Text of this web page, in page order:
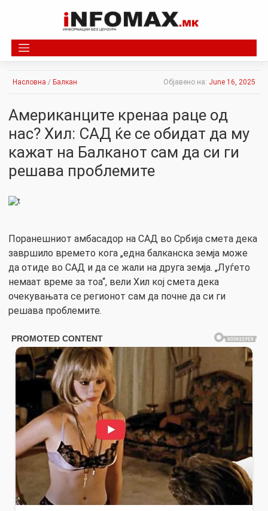
Насловна / Балкан Објавено на: June 16, 2025
Aмериканците кренаа раце од
нас? Хил: САД ќе се обидат да му
кажат на Балканот сам да си ги
решава проблемите
Поранешниот амбасадор на САД во Србија смета дека
завршило времето кога „една балканска земја може
да отиде во САД и да се жали на друга земја. „Луѓето
немаат време за тоа“, вели Хил кој смета дека
очекувањата се регионот сам да почне да си ги
решава проблемите.